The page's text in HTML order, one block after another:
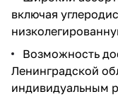
включая
Возможность
Ленинградской
индивидуальным